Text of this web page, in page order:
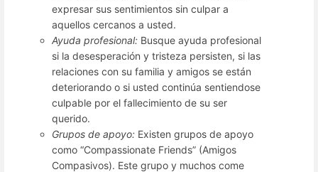
expresar sus sentimientos sin culpar a
aquellos cercanos a usted.
Ayuda profesional: Busque ayuda profesional
si la desesperación y tristeza persisten, si las
relaciones con su familia y amigos se están
deteriorando o si usted continúa sentiendose
culpable por el fallecimiento de su ser
querido.
Grupos de apoyo: Existen grupos de apoyo
como “Compassionate Friends” (Amigos
Compasivos). Este grupo y muchos come